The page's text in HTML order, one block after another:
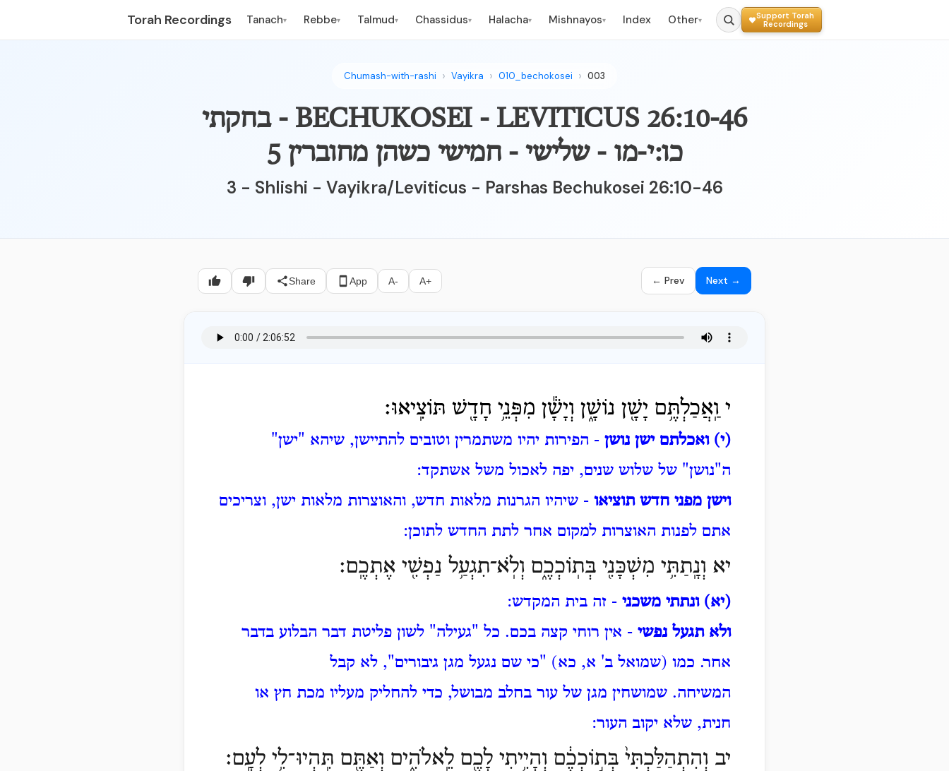
Torah Recordings Tanach▾ Rebbe▾ Talmud▾ Chassidus▾ Halacha▾ Mishnayos▾ Index Other▾
Support Torah
Recordings
Chumash-with-rashi Vayikra 010_bechokosei 003
BECHUKOSEI - LEVITICUS 26:10-46 - בחקתי
כו:י-מו - שלישי - חמישי כשהן מחוברין 5
3 - Shlishi - Vayikra/Leviticus - Parshas Bechukosei 26:10-46
Share App A- A+ ← Prev Next →
י וַֽאֲכַלְתֶּ֥ם יָשָׁ֖ן נוֹשָׁ֑ן וְיָשָׁ֕ן מִפְּנֵ֥י חָדָ֖שׁ תּוֹצִֽיאוּ׃
(י) ואכלתם ישן נושן - הפירות יהיו משתמרין וטובים להתיישן, שיהא "ישן"
ה"נושן" של שלוש שנים, יפה לאכול משל אשתקד:
וישן מפני חדש תוציאו - שיהיו הגרנות מלאות חדש, והאוצרות מלאות ישן, וצריכים
אתם לפנות האוצרות למקום אחר לתת החדש לתוכן:
יא וְנָֽתַתִּ֥י מִשְׁכָּנִ֖י בְּתֽוֹכְכֶ֑ם וְלֹֽא־תִגְעַ֥ל נַפְשִׁ֖י אֶתְכֶֽם׃
(יא) ונתתי משכני - זה בית המקדש:
ולא תגעל נפשי - אין רוחי קצה בכם. כל "געילה" לשון פליטת דבר הבלוע בדבר
אחר. כמו (שמואל ב' א, כא) "כי שם נגעל מגן גיבורים", לא קבל
המשיחה. שמושחין מגן של עור בחלב מבושל, כדי להחליק מעליו מכת חץ או
חנית, שלא יקוב העור:
יב וְהִתְהַלַּכְתִּי֙ בְּת֣וֹכְכֶ֔ם וְהָיִ֥יתִי לָכֶ֖ם לֵֽאלֹהִ֑ים וְאַתֶּ֖ם תִּֽהְיוּ־לִ֥י לְעָֽם׃